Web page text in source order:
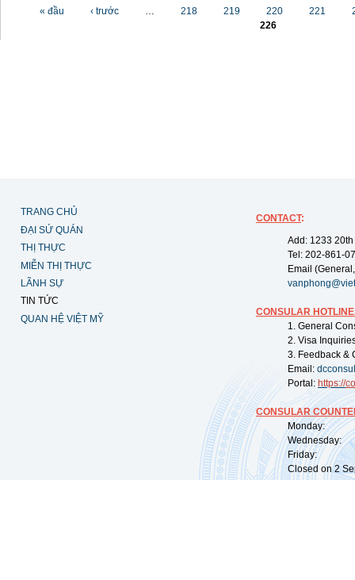
« đầu ‹ trước … 218 219 220 221
226
TRANG CHỦ
ĐẠI SỨ QUÁN
THỊ THỰC
MIỄN THỊ THỰC
LÃNH SỰ
TIN TỨC
QUAN HỆ VIỆT MỸ
CONTACT:
Add: 1233
Tel: 202-861-
Email
CONSULAR
1. General
2. Visa
3. Feedback &
Email:
Portal: https://
CONSULAR
Monday:
Wednesday:
Friday:
Closed on 2